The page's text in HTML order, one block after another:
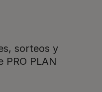
sorteos y
PLAN